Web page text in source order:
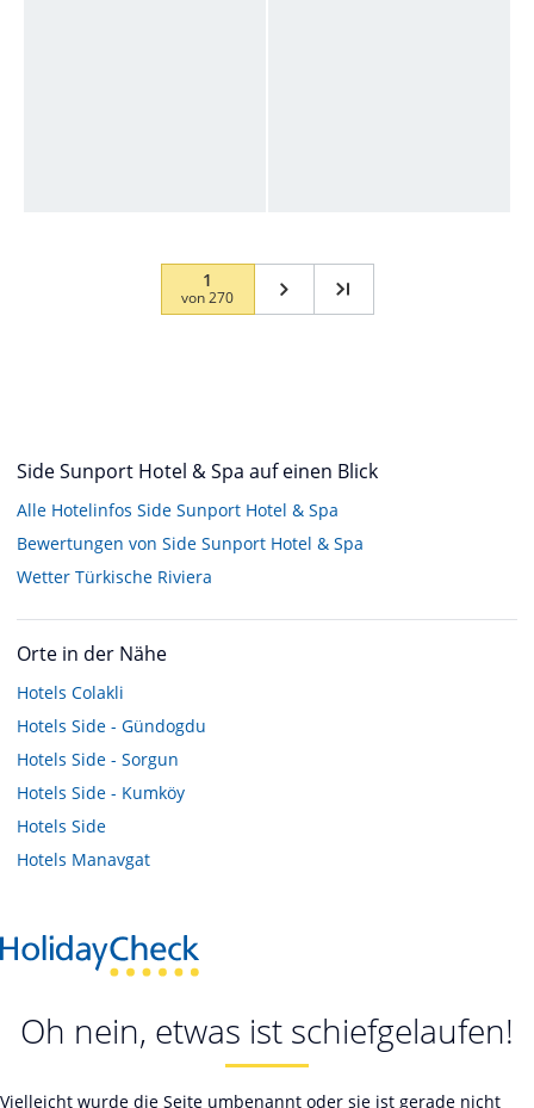
1
von270
Side Sunport Hotel & Spa auf einen Blick
Alle Hotelinfos Side Sunport Hotel & Spa
Bewertungen von Side Sunport Hotel & Spa
Wetter Türkische Riviera
Orte in der Nähe
Hotels Colakli
Hotels Side - Gündogdu
Hotels Side - Sorgun
Hotels Side - Kumköy
Hotels Side
Hotels Manavgat
Oh nein, etwas ist schiefgelaufen!
Vielleicht wurde die Seite umbenannt oder sie ist gerade nicht